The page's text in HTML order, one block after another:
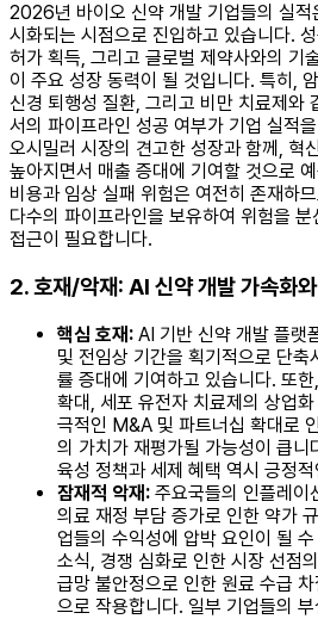
2026년 바이오 신약 개발 기업들의 실
시화되는 시점으로 진입하고 있습니다.
허가 획득, 그리고 글로벌 제약사와의 기
이 주요 성장 동력이 될 것입니다. 특히,
신경 퇴행성 질환, 그리고 비만 치료제와
서의 파이프라인 성공 여부가 기업 실적
오시밀러 시장의 견고한 성장과 함께, 혁
높아지면서 매출 증대에 기여할 것으로
비용과 임상 실패 위험은 여전히 존재하
다수의 파이프라인을 보유하여 위험을
접근이 필요합니다.
2. 호재/악재: AI 신약 개발 가속화
핵심 호재: AI 기반 신약 개발 플랫
및 전임상 기간을 획기적으로 단
률 증대에 기여하고 있습니다. 또
확대, 세포 유전자 치료제의 상업
극적인 M&A 및 파트너십 확대로
의 가치가 재평가될 가능성이 큽니
육성 정책과 세제 혜택 역시 긍정
잠재적 악재: 주요국들의 인플레이
의료 재정 부담 증가로 인한 약가
업들의 수익성에 압박 요인이 될
소식, 경쟁 심화로 인한 시장 선점
급망 불안정으로 인한 원료 수급
으로 작용합니다. 일부 기업들의